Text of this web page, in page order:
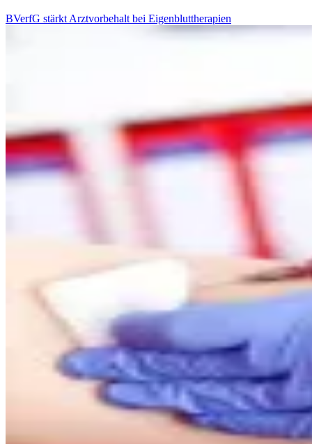
BVerfG stärkt Arztvorbehalt bei Eigenbluttherapien